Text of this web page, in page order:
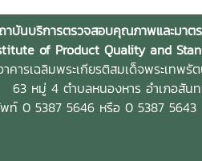
าบันบริการตรวจสอบคุณภาพและมา
of Product Quality and
าคารเฉลิมพระเกียรติสมเด็จพระเทพ
63 หมู่ 4 ตำบลหนองหาร อำเภอสัน
ท์ 0 5387 5646 หรือ 0 5387 5643